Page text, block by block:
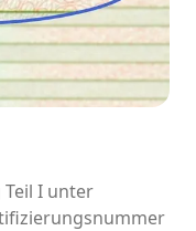
I unter